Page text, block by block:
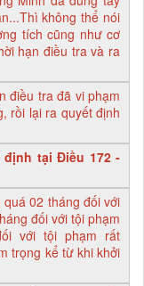
không thể nói
tích cũng như cơ
hạn điều tra và ra
điều tra đã vi phạm
rồi lại ra quyết định
tại Điều 172 -
02 tháng đối với
đối với tội phạm
với tội phạm rất
trọng kể từ khi khởi